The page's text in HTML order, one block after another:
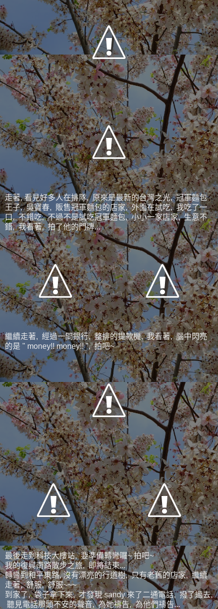
走著, 看見好多人在排隊, 原來是最新的台灣之光, 冠軍麵包
王子, 吳寶春, 販售冠軍麵包的店家, 外面在試吃, 我吃了一
口, 不錯吃, 不過不是試吃冠軍麵包, 小小一家店家, 生意不
錯, 我看著, 拍了他的門牌...
繼續走著, 經過一間銀行, 整排的提款機, 我看著, 腦中閃亮
的是 " money!! money!! ", 拍吧~
最後走到科技大樓站, 要準備轉彎囉~ 拍吧~
我的復興南路散步之旅, 即將結束...
轉彎到和平東路, 沒有漂亮的行道樹, 只有老舊的店家, 繼續
走著, 舒服, 舒服~~~
到家了, 袋子拿下來, 才發現 sandy 來了二通電話, 撥了過去,
聽見電話那頭不安的聲音, 為她禱告, 為他們禱告...